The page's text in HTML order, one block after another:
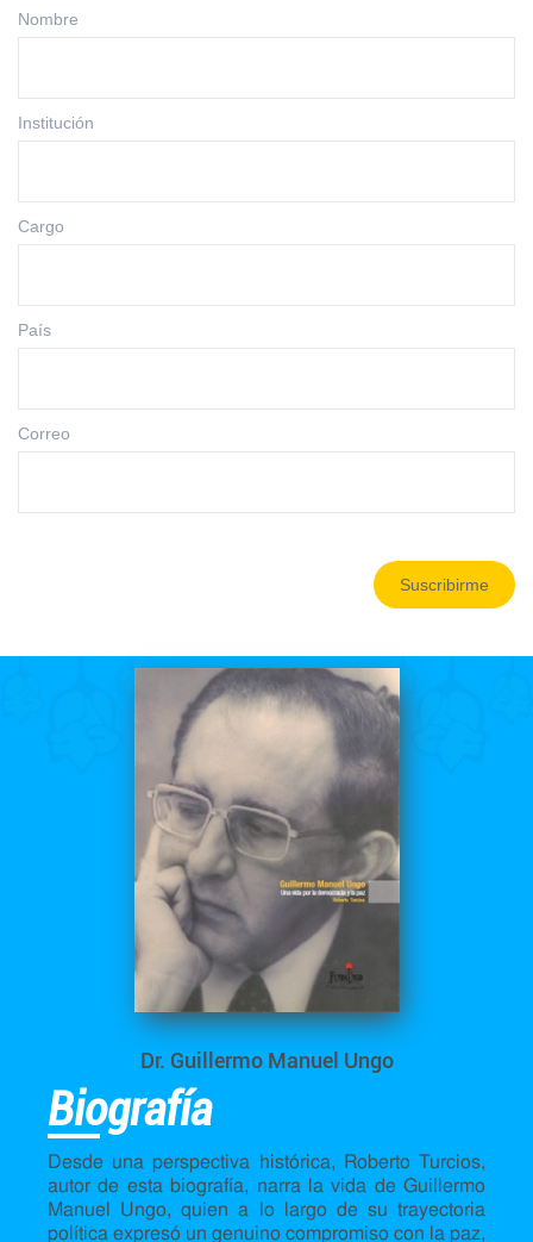
Nombre
Institución
Cargo
País
Correo
Suscribirme
Dr. Guillermo Manuel Ungo
Biografía
Desde una perspectiva histórica, Roberto Turcios,
autor de esta biografía, narra la vida de Guillermo
Manuel Ungo, quien a lo largo de su trayectoria
política expresó un genuino compromiso con la paz,